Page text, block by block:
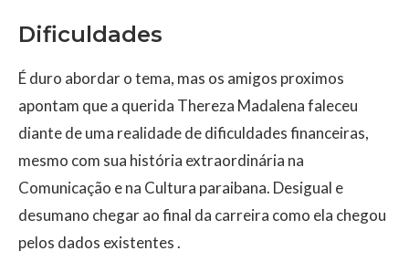
Dificuldades
É duro abordar o tema, mas os amigos proximos
apontam que a querida Thereza Madalena faleceu
diante de uma realidade de dificuldades financeiras,
mesmo com sua história extraordinária na
Comunicação e na Cultura paraibana. Desigual e
desumano chegar ao final da carreira como ela chegou
pelos dados existentes .